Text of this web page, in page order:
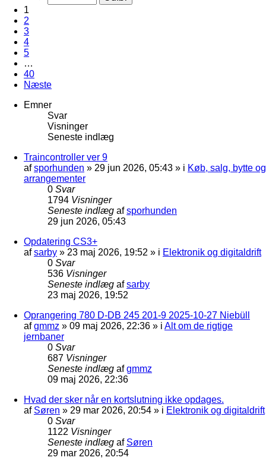
1
2
3
4
5
…
40
Næste
Emner
Svar
Visninger
Seneste indlæg
Traincontroller ver 9
afsporhunden » 29 jun 2026, 05:43 » i Køb, salg, bytte og
arrangementer
0 Svar
1794 Visninger
Seneste indlæg afsporhunden
29 jun 2026, 05:43
Opdatering CS3+
afsarby » 23 maj 2026, 19:52 » i Elektronik og digitaldrift
0 Svar
536 Visninger
Seneste indlæg afsarby
23 maj 2026, 19:52
Oprangering 780 D-DB 245 201-9 2025-10-27 Niebüll
afgmmz » 09 maj 2026, 22:36 » i Alt om de rigtige
jernbaner
0 Svar
687 Visninger
Seneste indlæg afgmmz
09 maj 2026, 22:36
Hvad der sker når en kortslutning ikke opdages.
af Søren » 29 mar 2026, 20:54 » i Elektronik og digitaldrift
0 Svar
1122 Visninger
Seneste indlæg af Søren
29 mar 2026, 20:54